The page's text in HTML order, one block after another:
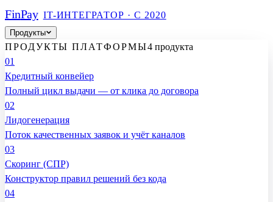
FinPay IT-ИНТЕГРАТОР · С 2020
Продукты
ПРОДУКТЫ ПЛАТФОРМЫ4 продукта
01
Кредитный конвейер
Полный цикл выдачи — от клика до договора
02
Лидогенерация
Поток качественных заявок и учёт каналов
03
Скоринг (СПР)
Конструктор правил решений без кода
04